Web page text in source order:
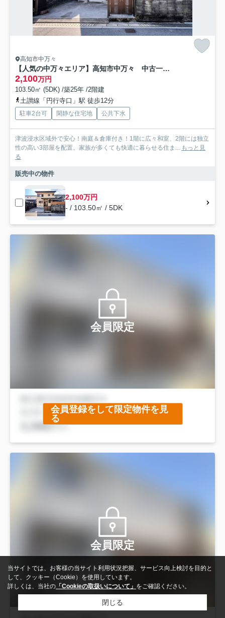
高知市中万々
【人気の中万々エリア】高知市中万々 中古一戸建て
2,100万円
103.50㎡ (5DK) /築25年 /2階建
土讃線「円行寺口」駅 徒歩12分
駐車2台可 閑静な住宅地 公共下水
津波浸水区域外で安心！南庭＆倉庫付き！1階に広々和室、2階には独立
性の高い3部屋を配置。家族が多くても快適に暮らせる住ま... もっと見
る
販売中の物件
2,100万円
- / 103.50㎡ / 5DK
会員限定
会員登録をして限定物件を見
る
会員限定
当サイトでは、お客様の当サイト利用状況把握、サービス向上検討を目的と
して、クッキー（Cookie）を使用しています。
詳しくは、当社の 「Cookieの取扱いについて」 をご確認ください。
閉じる